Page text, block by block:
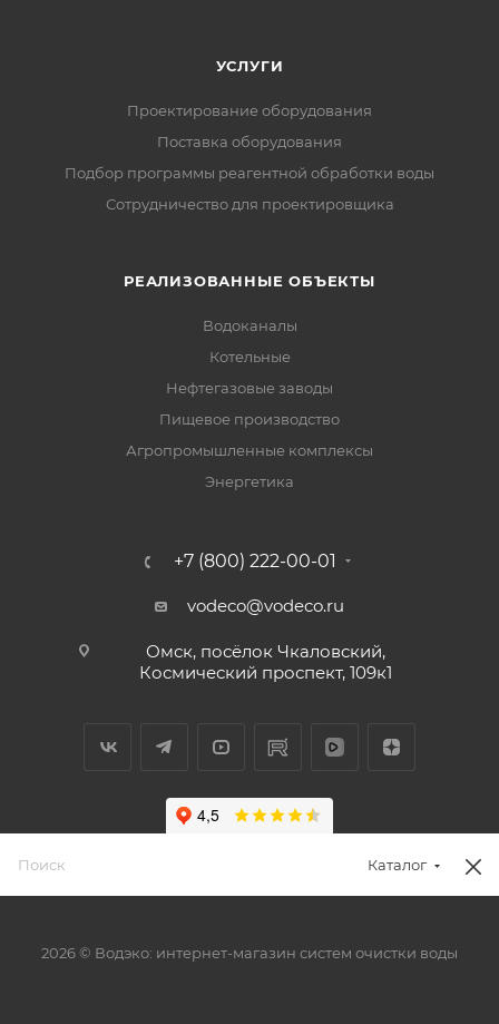
УСЛУГИ
Проектирование оборудования
Поставка оборудования
Подбор программы реагентной обработки воды
Сотрудничество для проектировщика
РЕАЛИЗОВАННЫЕ ОБЪЕКТЫ
Водоканалы
Котельные
Нефтегазовые заводы
Пищевое производство
Агропромышленные комплексы
Энергетика
+7 (800) 222-00-01
vodeco@vodeco.ru
Омск, посёлок Чкаловский,
Космический проспект, 109к1
2026 © Водэко: интернет-магазин систем очистки воды
Каталог